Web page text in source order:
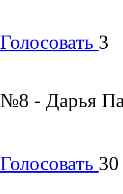
Голосовать 3
№8 - Дарья
Голосовать 30